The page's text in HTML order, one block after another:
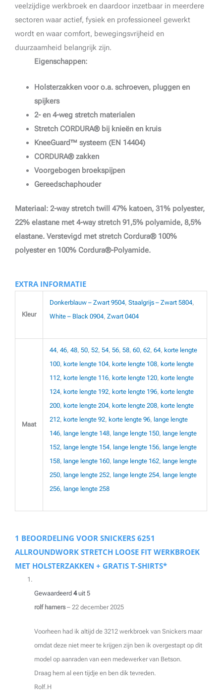
veelzijdige werkbroek en daardoor inzetbaar in meerdere
sectoren waar actief, fysiek en professioneel gewerkt
wordt en waar comfort, bewegingsvrijheid en
duurzaamheid belangrijk zijn.
Eigenschappen:
Holsterzakken voor o.a. schroeven, pluggen en
spijkers
2- en 4-weg stretch materialen
Stretch CORDURA® bij knieën en kruis
KneeGuard™ systeem (EN 14404)
CORDURA® zakken
Voorgebogen broekspijpen
Gereedschaphouder
Materiaal: 2-way stretch twill 47% katoen, 31% polyester,
22% elastane met 4-way stretch 91,5% polyamide, 8,5%
elastane. Verstevigd met stretch Cordura® 100%
polyester en 100% Cordura®-Polyamide.
EXTRA INFORMATIE
Kleur
Donkerblauw – Zwart 9504, Staalgrijs – Zwart 5804,
White – Black 0904, Zwart 0404
Maat
44, 46, 48, 50, 52, 54, 56, 58, 60, 62, 64, korte lengte
100, korte lengte 104, korte lengte 108, korte lengte
112, korte lengte 116, korte lengte 120, korte lengte
124, korte lengte 192, korte lengte 196, korte lengte
200, korte lengte 204, korte lengte 208, korte lengte
212, korte lengte 92, korte lengte 96, lange lengte
146, lange lengte 148, lange lengte 150, lange lengte
152, lange lengte 154, lange lengte 156, lange lengte
158, lange lengte 160, lange lengte 162, lange lengte
250, lange lengte 252, lange lengte 254, lange lengte
256, lange lengte 258
1 BEOORDELING VOOR SNICKERS 6251
ALLROUNDWORK STRETCH LOOSE FIT WERKBROEK
MET HOLSTERZAKKEN + GRATIS T-SHIRTS*
Gewaardeerd 4uit 5
rolf hamers– 22 december 2025
Voorheen had ik altijd de 3212 werkbroek van Snickers maar
omdat deze niet meer te krijgen zijn ben ik overgestapt op dit
model op aanraden van een medewerker van Betson.
Draag hem al een tijdje en ben dik tevreden.
Rolf.H